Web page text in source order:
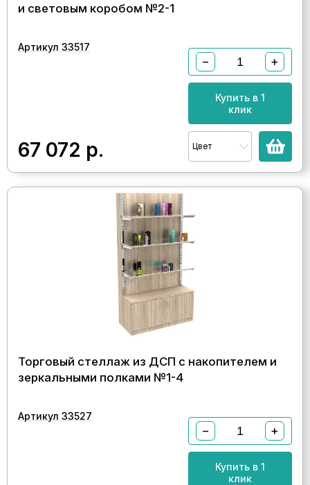
и световым коробом №2-1
Артикул 33517
67 072 р.
− +
Купить в 1
клик
Цвет
Торговый стеллаж из ДСП с накопителем и
зеркальными полками №1-4
Артикул 33527
− +
Купить в 1
клик